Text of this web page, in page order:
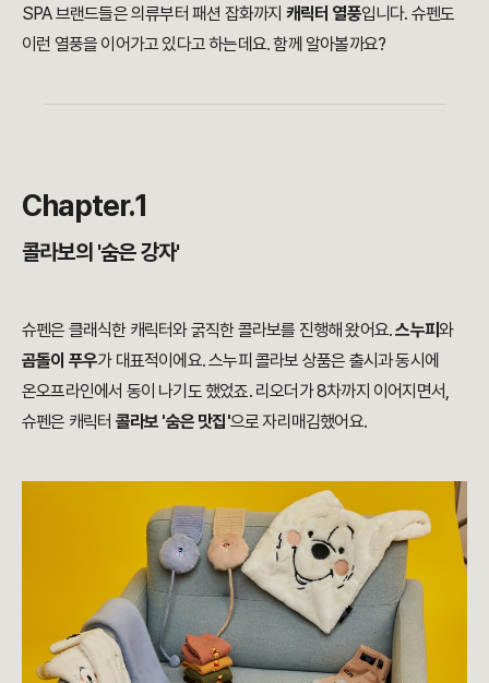
SPA 브랜드들은 의류부터 패션 잡화까지 캐릭터 열풍입니다. 슈펜도
이런 열풍을 이어가고 있다고 하는데요. 함께 알아볼까요?
Chapter.1
콜라보의 '숨은 강자'
슈펜은 클래식한 캐릭터와 굵직한 콜라보를 진행해 왔어요.스누피와
곰돌이 푸우가 대표적이에요. 스누피 콜라보 상품은 출시과 동시에
온오프라인에서 동이 나기도 했었죠. 리오더가 8차까지 이어지면서,
슈펜은 캐릭터 콜라보 '숨은 맛집'으로 자리매김했어요.